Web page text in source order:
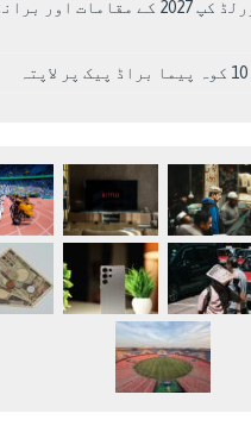
مردوں کے کرکٹ ورلڈ کپ 2027 کے مقامات اور